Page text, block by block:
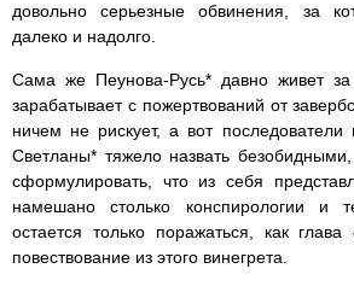
довольно серьезные обвинения, за
далеко и надолго.
Сама же Пеунова-Русь* давно живет
зарабатывает с пожертвований от
ничем не рискует, а вот
Светланы* тяжело назвать
сформулировать, что из себя
намешано столько конспирологии и
остается только поражаться, как
повествование из этого винегрета.